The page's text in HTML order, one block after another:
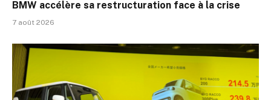
BMW accélère sa restructuration face à la crise
7 août 2026